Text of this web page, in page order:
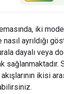
iki
nasıl ayrıldığı
dayalı veya
ikisi